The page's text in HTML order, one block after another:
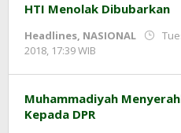
HTI Menolak Dibubarkan
Headlines, NASIONAL
2018, 17:39 WIB
Prawiranegara
Muhammadiyah
Kepada DPR